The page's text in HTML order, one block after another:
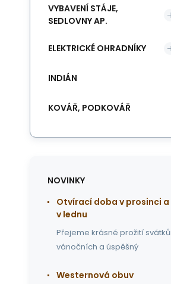
VYBAVENÍ STÁJE,
SEDLOVNY AP.
ELEKTRICKÉ OHRADNÍKY
INDIÁN
KOVÁŘ, PODKOVÁŘ
NOVINKY
Otvírací doba v prosinci a
v lednu
Přejeme krásné prožití svátků
vánočních a úspěšný
Westernová obuv